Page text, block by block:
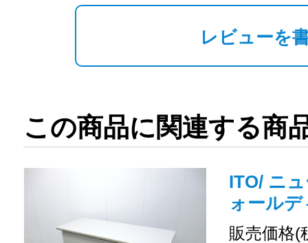
レビューを
この商品に関連する商
ITO/ ニ
ォール
販売価格(